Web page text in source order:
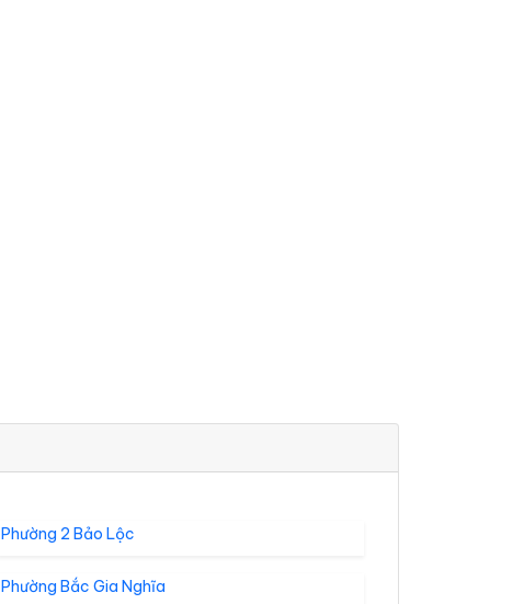
Phường 2 Bảo Lộc
Phường Bắc Gia Nghĩa